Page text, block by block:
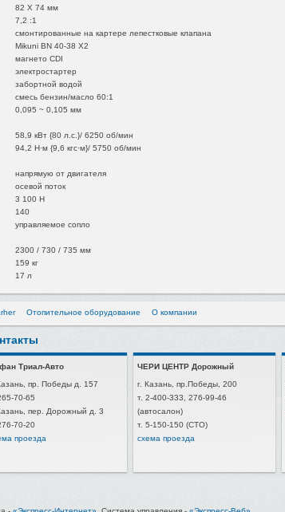
82 Х 74 мм
7,2 :1
смонтированные на картере лепестковые клапана
Mikuni BN 40-38 X2
магнето CDI
электростартер
забортной водой
смесь бензин/масло 60:1
0,095 ~ 0,105 мм
58,9 кВт {80 л.с.}/ 6250 об/мин
94,2 Н·м {9,6 кгс·м}/ 5750 об/мин
напрямую от двигателя
осевой поток
3 100 Н
140
управляемое сопло
2300 / 730 / 735 мм
159 кг
17 л
Отопительное оборудование О компании
Триал-Авто
пр. Победы д. 157
70-65
пер. Дорожный д. 3
70-20
проезда
ЧЕРИ ЦЕНТР Дорожный
г. Казань, пр.Победы, 200
т. 2-400-333, 276-99-46
(автосалон)
т. 5-150-150 (СТО)
схема проезда